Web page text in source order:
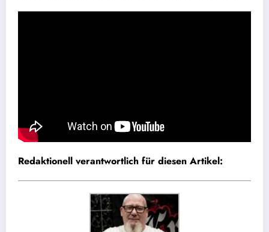
Redaktionell verantwortlich für diesen Artikel: